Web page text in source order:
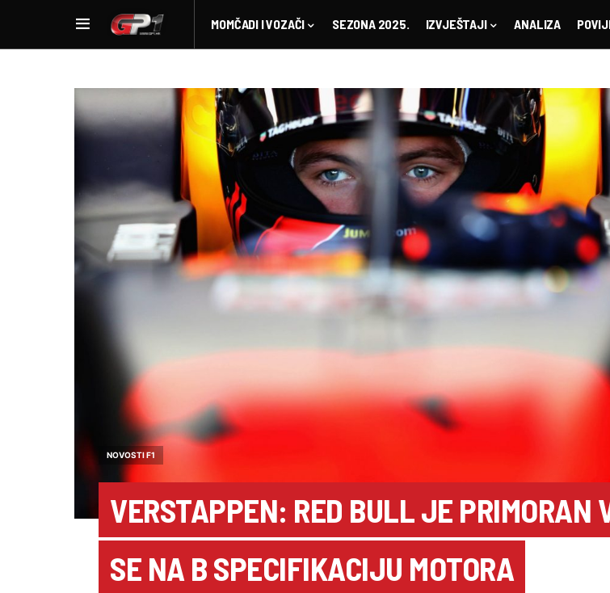
MOMČADI I VOZAČI SEZONA 2025. IZVJEŠTAJI ANALIZA
NOVOSTI F1
VERSTAPPEN: RED BULL JE PRIMORAN
SE NA B SPECIFIKACIJU MOTORA